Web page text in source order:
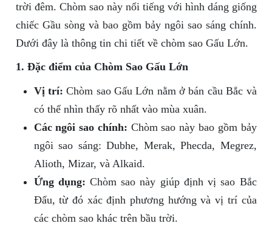
trời đêm. Chòm sao này nổi tiếng với hình dáng giống
chiếc Gầu sòng và bao gồm bảy ngôi sao sáng chính.
Dưới đây là thông tin chi tiết về chòm sao Gấu Lớn.
1. Đặc điểm của Chòm Sao Gấu Lớn
Vị trí: Chòm sao Gấu Lớn nằm ở bán cầu Bắc và
có thể nhìn thấy rõ nhất vào mùa xuân.
Các ngôi sao chính: Chòm sao này bao gồm bảy
ngôi sao sáng: Dubhe, Merak, Phecda, Megrez,
Alioth, Mizar, và Alkaid.
Ứng dụng: Chòm sao này giúp định vị sao Bắc
Đẩu, từ đó xác định phương hướng và vị trí của
các chòm sao khác trên bầu trời.